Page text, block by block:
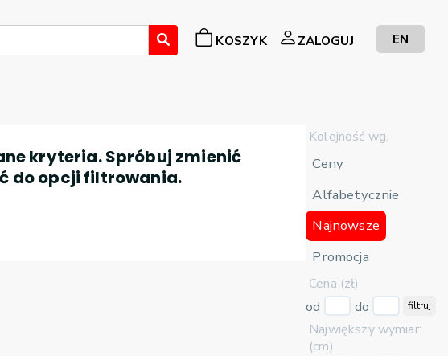
KOSZYK ZALOGUJ EN
Kolejność wg.
Ceny
Alfabetycznie
Najnowsze
Promocja
Cena (zł)
od
do filtruj
Największy wymiar:
(cm)
kryteria. Spróbuj zmienić
do opcji filtrowania.